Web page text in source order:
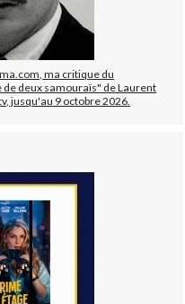
ma critique du
deux samouraïs" de Laurent
jusqu'au 9 octobre 2026.